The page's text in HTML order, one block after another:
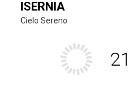
ISERNIA
Cielo Sereno